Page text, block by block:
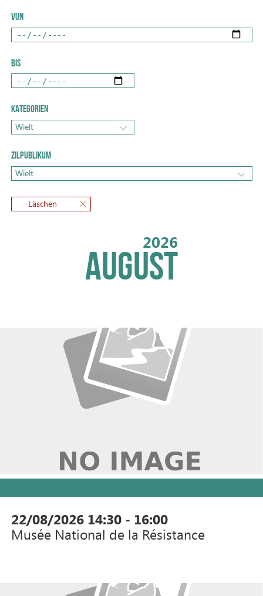
VUN
BIS
KATEGORIEN
Wielt
ZILPUBLIKUM
Wielt
Läschen
2026
AUGUST
22/08/2026 14:30 - 16:00
Musée National de la Résistance